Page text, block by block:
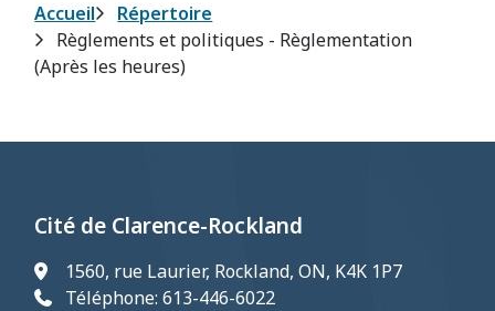
Fil
d'Ariane
Accueil
Répertoire
Règlements et politiques - Règlementation
(Après les heures)
Cité de Clarence-Rockland
1560, rue Laurier, Rockland, ON, K4K 1P7
Téléphone: 613-446-6022